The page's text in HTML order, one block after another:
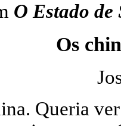
O Estado de
Os
Queria